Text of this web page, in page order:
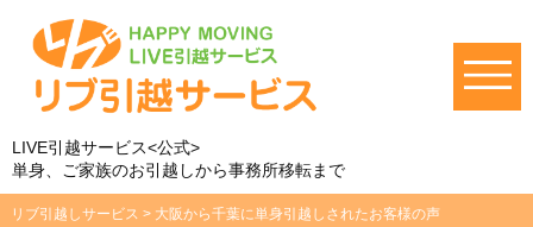
LIVE引越サービス<公式>
単身、ご家族のお引越しから事務所移転まで
リブ引越しサービス > 大阪から千葉に単身引越しされたお客様の声